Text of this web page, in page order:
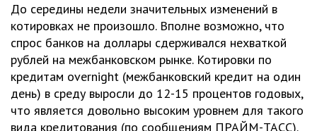
До середины недели значительных изменений в
котировках не произошло. Вполне возможно, что
спрос банков на доллары сдерживался нехваткой
рублей на межбанковском рынке. Котировки по
кредитам overnight (межбанковский кредит на один
день) в среду выросли до 12-15 процентов годовых,
что является довольно высоким уровнем для такого
вида кредитования (по сообщениям ПРАЙМ-ТАСС).